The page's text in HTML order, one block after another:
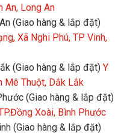
An, Long An
(Giao hàng & lắp đặt)
Xã Nghi Phú, TP Vinh,
(Giao hàng & lắp đặt) Y
Mê Thuột, Dắk Lắk
(Giao hàng & lắp đặt)
Xoài, Bình Phước
(Giao hàng & lắp đặt)